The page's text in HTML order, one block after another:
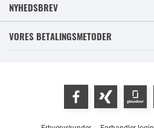
NYHEDSBREV
VORES BETALINGSMETODER